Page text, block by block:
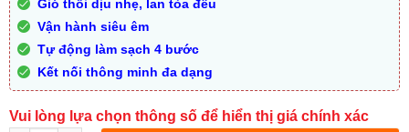
Gió thổi dịu nhẹ, lan tỏa đều
Vận hành siêu êm
Tự động làm sạch 4 bước
Kết nối thông minh đa dạng
Vui lòng lựa chọn thông số để hiển thị giá chính xác